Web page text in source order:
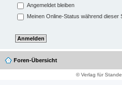
Angemeldet bleiben
Meinen Online-Status während dieser
Foren-Übersicht
© Verlag für